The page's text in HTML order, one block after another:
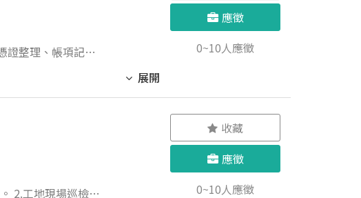
自己的能力，並與
展開
應徵
0~10人應徵
收藏
應徵
0~10人應徵